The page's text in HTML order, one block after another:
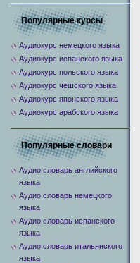
Популярные курсы
Аудиокурс немецкого языка
Аудиокурс испанского языка
Аудиокурс польского языка
Аудиокурс чешского языка
Аудиокурс японского языка
Аудиокурс арабского языка
Популярные словари
Аудио словарь английского
языка
Аудио словарь немецкого
языка
Аудио словарь испанского
языка
Аудио словарь итальянского
языка